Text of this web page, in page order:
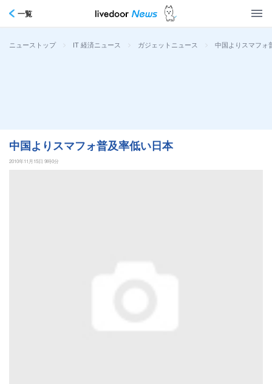
一覧
ニューストップ > IT 経済ニュース > ガジェットニュース > 中国よりスマフォ
中国よりスマフォ普及率低い日本
2010年11月15日 9時0分